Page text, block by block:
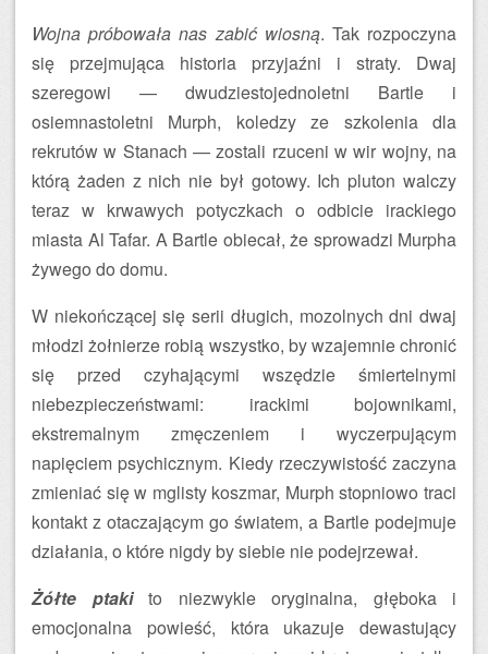
Wojna próbowała nas zabić wiosną. Tak rozpoczyna
się przejmująca historia przyjaźni i straty. Dwaj
szeregowi — dwudziestojednoletni Bartle i
osiemnastoletni Murph, koledzy ze szkolenia dla
rekrutów w Stanach — zostali rzuceni w wir wojny, na
którą żaden z nich nie był gotowy. Ich pluton walczy
teraz w krwawych potyczkach o odbicie irackiego
miasta Al Tafar. A Bartle obiecał, że sprowadzi Murpha
żywego do domu.
W niekończącej się serii długich, mozolnych dni dwaj
młodzi żołnierze robią wszystko, by wzajemnie chronić
się przed czyhającymi wszędzie śmiertelnymi
niebezpieczeństwami: irackimi bojownikami,
ekstremalnym zmęczeniem i wyczerpującym
napięciem psychicznym. Kiedy rzeczywistość zaczyna
zmieniać się w mglisty koszmar, Murph stopniowo traci
kontakt z otaczającym go światem, a Bartle podejmuje
działania, o które nigdy by siebie nie podejrzewał.
Żółte ptakito niezwykle oryginalna, głęboka i
emocjonalna powieść, która ukazuje dewastujący